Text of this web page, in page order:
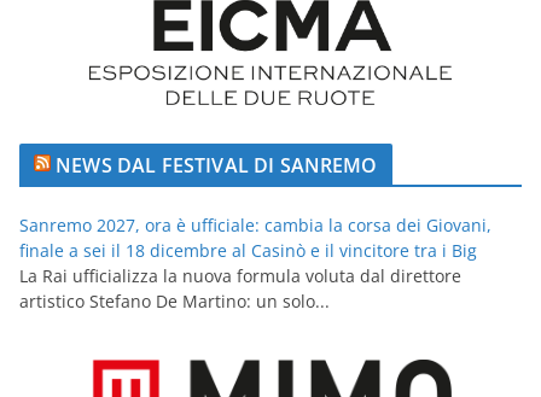
NEWS DAL FESTIVAL DI SANREMO
Sanremo 2027, ora è ufficiale: cambia la corsa dei Giovani,
finale a sei il 18 dicembre al Casinò e il vincitore tra i Big
La Rai ufficializza la nuova formula voluta dal direttore
artistico Stefano De Martino: un solo...